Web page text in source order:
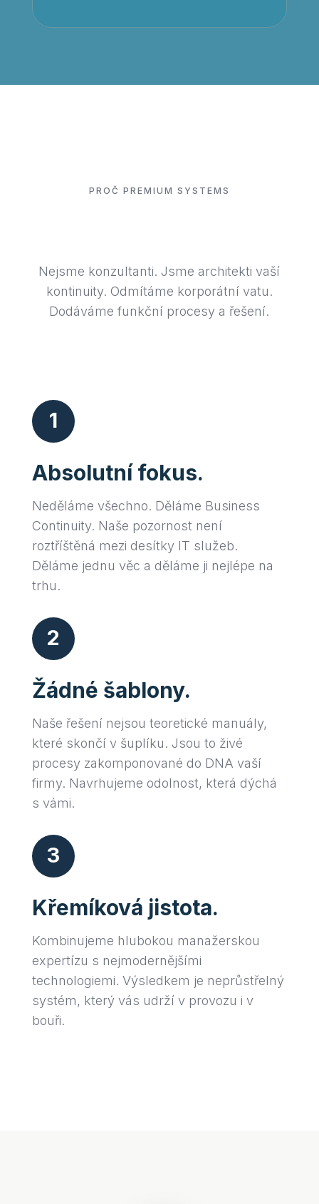
PROČ PREMIUM SYSTEMS
Nejsme konzultanti. Jsme architekti vaší
kontinuity. Odmítáme korporátní vatu.
Dodáváme funkční procesy a řešení.
1
Absolutní fokus.
Neděláme všechno. Děláme Business
Continuity. Naše pozornost není
roztříštěná mezi desítky IT služeb.
Děláme jednu věc a děláme ji nejlépe na
trhu.
2
Žádné šablony.
Naše řešení nejsou teoretické manuály,
které skončí v šuplíku. Jsou to živé
procesy zakomponované do DNA vaší
firmy. Navrhujeme odolnost, která dýchá
s vámi.
3
Křemíková jistota.
Kombinujeme hlubokou manažerskou
expertízu s nejmodernějšími
technologiemi. Výsledkem je neprůstřelný
systém, který vás udrží v provozu i v
bouři.